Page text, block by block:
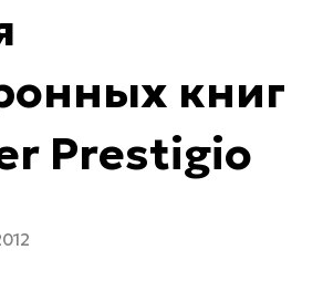
книг
Prestigio